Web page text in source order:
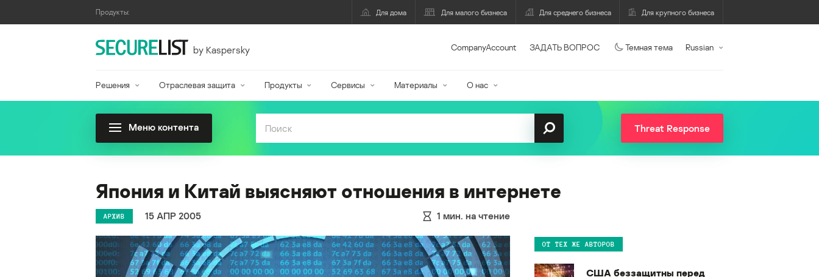
Продукты: Для дома Для малого бизнеса Для среднего бизнеса Для крупного бизнеса
by Kaspersky CompanyAccount ЗАДАТЬ ВОПРОС Темная тема Russian
Решения Отраслевая защита Продукты Сервисы Материалы О нас
Меню контента Threat Response
Япония и Китай выясняют отношения в интернете
АРХИВ 15 АПР 2005 1 мин. на чтение
ОТ ТЕХ ЖЕ АВТОРОВ
США беззащитны перед